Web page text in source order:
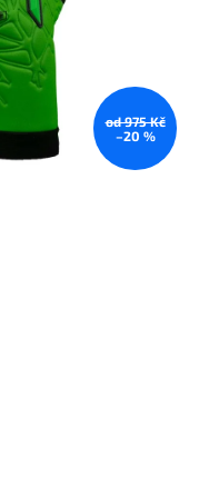
od 975 Kč
–20 %